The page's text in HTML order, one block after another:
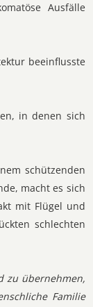
Ausfälle
beeinflusste
in denen sich
schützenden
macht es sich
mit Flügel und
schlechten
zu übernehmen,
Familie